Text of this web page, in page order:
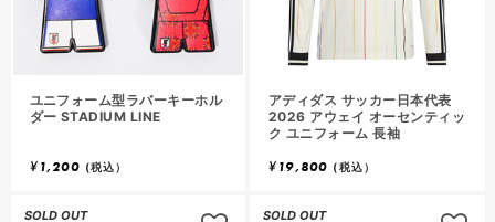
ユニフォーム型ラバーキーホル
ダー STADIUM LINE
¥1,200 (税込）
アディダス サッカー日本代表
2026 アウェイ オーセンティッ
ク ユニフォーム 長袖
¥19,800 (税込）
SOLD OUT SOLD OUT